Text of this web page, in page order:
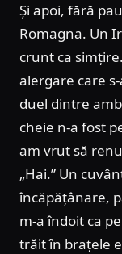
Și apoi, fără
Romagna. Un
crunt ca
alergare care
duel dintre
cheie n-a fost
am vrut să
„Hai.” Un
încăpățânare,
m-a îndoit ca
trăit în brațele